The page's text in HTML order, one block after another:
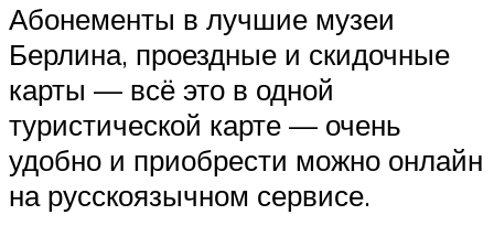
Абонементы в лучшие музеи
Берлина, проездные и скидочные
карты — всё это в одной
туристической карте — очень
удобно и приобрести можно онлайн
на русскоязычном сервисе.